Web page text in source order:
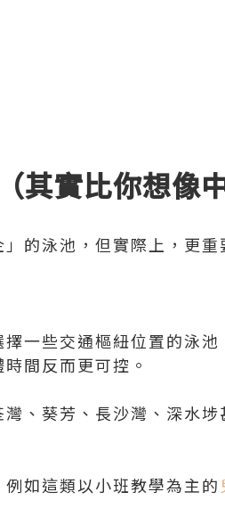
其實比你想像中
的泳池，但實際上，更重
一些交通樞紐位置的泳
間反而更可控。
、葵芳、長沙灣、深水
如這類以小班教學為主的